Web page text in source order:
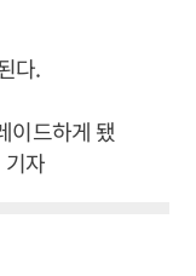
다.
이드하게 됐
자